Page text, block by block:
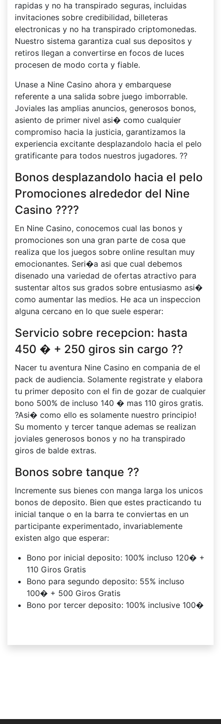
rapidas y no ha transpirado seguras, incluidas
invitaciones sobre credibilidad, billeteras
electronicas y no ha transpirado criptomonedas.
Nuestro sistema garantiza cual sus depositos y
retiros llegan a convertirse en focos de luces
procesen de modo corta y fiable.
Unase a Nine Casino ahora y embarquese
referente a una salida sobre juego imborrable.
Joviales las amplias anuncios, generosos bonos,
asiento de primer nivel asi� como cualquier
compromiso hacia la justicia, garantizamos la
experiencia excitante desplazandolo hacia el pelo
gratificante para todos nuestros jugadores. ??
Bonos desplazandolo hacia el pelo
Promociones alrededor del Nine
Casino ????
En Nine Casino, conocemos cual las bonos y
promociones son una gran parte de cosa que
realiza que los juegos sobre online resultan muy
emocionantes. Seri�a asi que cual debemos
disenado una variedad de ofertas atractivo para
sustentar altos sus grados sobre entusiasmo asi�
como aumentar las medios. He aca un inspeccion
alguna cercano en lo que suele esperar:
Servicio sobre recepcion: hasta
450 � + 250 giros sin cargo ??
Nacer tu aventura Nine Casino en compania de el
pack de audiencia. Solamente registrate y elabora
tu primer deposito con el fin de gozar de cualquier
bono 500% de incluso 140 � mas 110 giros gratis.
?Asi� como ello es solamente nuestro principio!
Su momento y tercer tanque ademas se realizan
joviales generosos bonos y no ha transpirado
giros de balde extras.
Bonos sobre tanque ??
Incremente sus bienes con manga larga los unicos
bonos de deposito. Bien que estes practicando tu
inicial tanque o en la barra te conviertas en un
participante experimentado, invariablemente
existen algo que esperar:
Bono por inicial deposito: 100% incluso 120� +
110 Giros Gratis
Bono para segundo deposito: 55% incluso
100� + 500 Giros Gratis
Bono por tercer deposito: 100% inclusive 100�